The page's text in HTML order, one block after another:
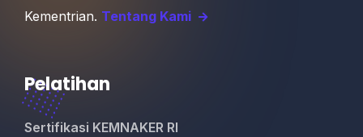
Kementrian. Tentang Kami
Pelatihan
Sertifikasi KEMNAKER RI